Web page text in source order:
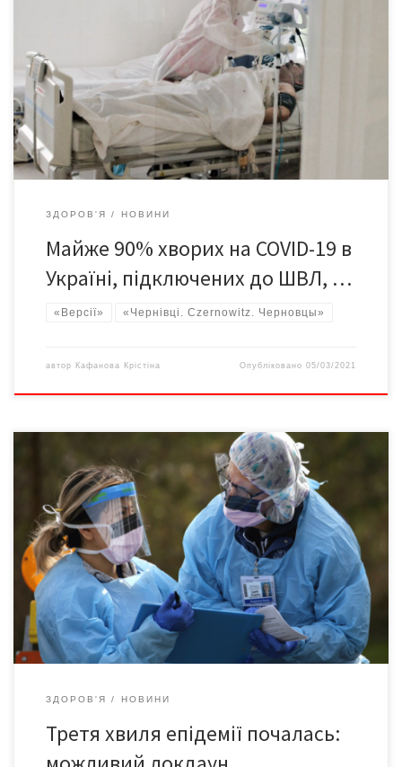
В Україні померло 89% пацієнтів з COVID-19, яких підключали
до апарату штучної вентиляції легень. Серед тих, кого
госпіталізували до відділень інтенсивної терапії, смертність
склала 76%. Про це свідчать дані дослідження Інституту
проблем математичних машин і систем Національної академії
наук України. Зокрема, результати науковців показують, що
середня летальність серед госпіталізованих із COVID-19 в […]
ЗДОРОВ'Я НОВИНИ
Майже 90% хворих на COVID-19 в
Україні, підключених до ШВЛ, …
«Версії» «Чернівці. Czernowitz. Черновцы»
автор Кафанова Крістіна Опубліковано05/03/2021
Прем’єр-міністр Денис Шмигаль заявив, що в Україні почалась
третя хвиля епідемії COVID-19, яка може призвести до
чергового локдауну. Тим часом в Україні виявили два випадки
“британського” штаму COVID-19 – у двох жителів Івано-
Франківська. Проте головний санітарний лікар, заступник
міністра охорони здоров’я Віктор Ляшко відзначає, що це не
вплине на хід […]
ЗДОРОВ'Я НОВИНИ
Третя хвиля епідемії почалась: